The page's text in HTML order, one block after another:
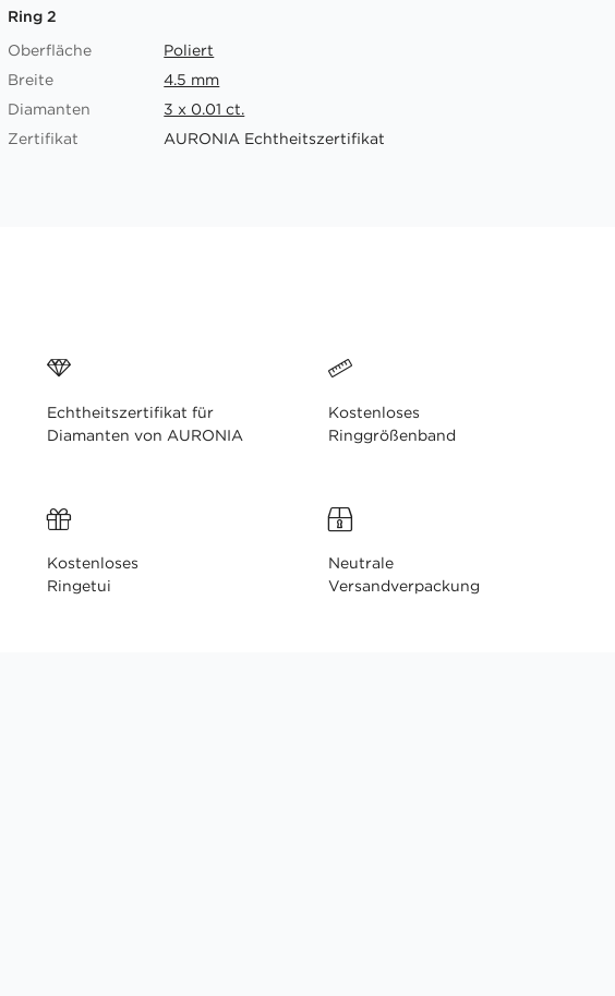
Ring 2
Oberfläche
Poliert
Breite
4.5 mm
Diamanten
3 x 0.01 ct.
Zertifikat
AURONIA Echtheitszertifikat
Echtheitszertifikat für
Diamanten von AURONIA
Kostenloses
Ringgrößenband
Kostenloses
Ringetui
Neutrale
Versandverpackung